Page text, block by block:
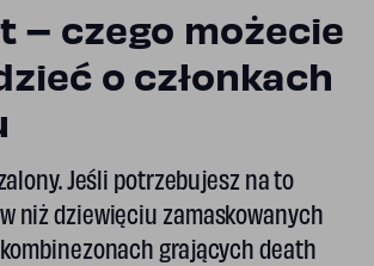
– czego możecie
o członkach
Jeśli potrzebujesz na to
niż dziewięciu zamaskowanych
grających death